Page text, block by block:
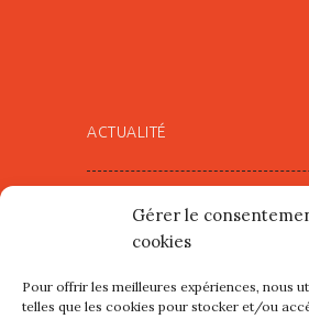
Gérer le
cookies
Pour offrir les meilleures expériences, nous
telles que les cookies pour stocker et/ou
ACTUALITÉ
mercredi 12 et jeudi
2026
Les petits formats du